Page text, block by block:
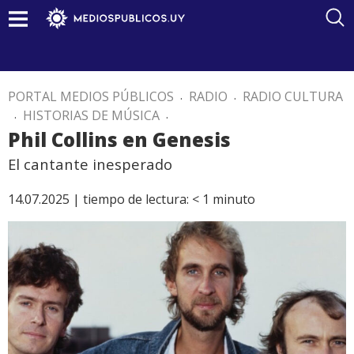
PORTAL MEDIOS PÚBLICOS . RADIO . RADIO CULTURA
. HISTORIAS DE MÚSICA .
Phil Collins en Genesis
El cantante inesperado
14.07.2025 | tiempo de lectura: < 1 minuto